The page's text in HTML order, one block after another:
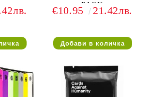
PACK
€10.95 21.42лв.